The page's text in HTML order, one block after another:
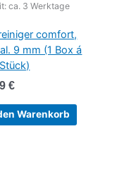
ca. 3 Werktage
comfort,
9 mm (1 Box á
€
Warenkorb